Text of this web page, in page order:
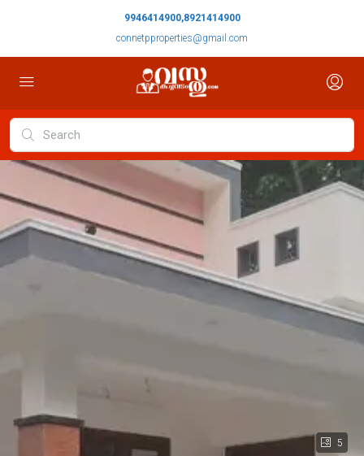
9946414900,8921414900
connetpproperties@gmail.com
5